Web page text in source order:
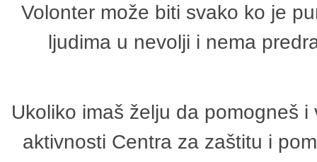
Volonter može biti svako ko je
ljudima u nevolji i nema
Ukoliko imaš želju da pomogneš
aktivnosti Centra za zaštitu i